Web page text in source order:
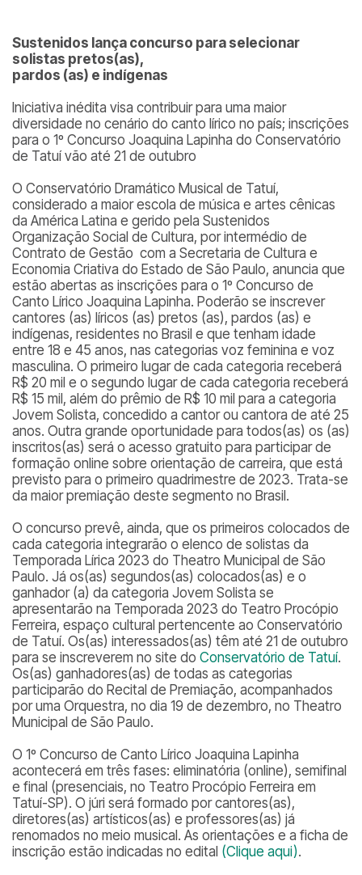
Sustenidos lança concurso para sel ecionar
solistas pretos(as),
pardos (as) e indígenas
Iniciativa inédita visa contribuir para uma maior
diversidade no cenário do canto lírico no país; inscrições
para o 1º Concurso Joaquina Lapinha do Conservatório
de Tatuí vão até 21 de outubro
O Conservatório Dramático Musical de Tatuí,
considerado a maior escola de música e artes cênicas
da América Latina e gerido pela Sustenidos
Organização Social de Cultura, por intermédio de
Contrato de Gestão com a Secretaria de Cultura e
Economia Criativa do Estado de São Paulo, anuncia que
estão abertas as inscrições para o 1º Concurso de
Canto Lírico Joaquina Lapinha. Poderão se inscrever
cantores (as) líricos (as) pretos (as), pardos (as) e
indígenas, residentes no Brasil e que tenham idade
entre 18 e 45 anos, nas categorias voz feminina e voz
masculina. O primeiro lugar de cada categoria receberá
R$ 20 mil e o segundo lugar de cada categoria receberá
R$ 15 mil, além do prêmio de R$ 10 mil para a categoria
Jovem Solista, concedido a cantor ou cantora de até 25
anos. Outra grande oportunidade para todos(as) os (as)
inscritos(as) será o acesso gratuito para participar de
formação online sobre orientação de carreira, que está
previsto para o primeiro quadrimestre de 2023. Trata-se
da maior premiação deste segmento no Brasil.
O concurso prevê, ainda, que os primeiros colocados de
cada categoria integrarão o elenco de solistas da
Temporada Lírica 2023 do Theatro Municipal de São
Paulo. Já os(as) segundos(as) colocados(as) e o
ganhador (a) da categoria Jovem Solista se
apresentarão na Temporada 2023 do Teatro Procópio
Ferreira, espaço cultural pertencente ao Conservatório
de Tatuí. Os(as) interessados(as) têm até 21 de outubro
para se inscreverem no site do Conservatório de Tatuí.
Os(as) ganhadores(as) de todas as categorias
participarão do Recital de Premiação, acompanhados
por uma Orquestra, no dia 19 de dezembro, no Theatro
Municipal de São Paulo.
O 1º Concurso de Canto Lírico Joaquina Lapinha
acontecerá em três fases: eliminatória (online), semifinal
e final (presenciais, no Teatro Procópio Ferreira em
Tatuí-SP). O júri será formado por cantores(as),
diretores(as) artísticos(as) e professores(as) já
renomados no meio musical. As orientações e a ficha de
inscrição estão indicadas no edital (Clique aqui).